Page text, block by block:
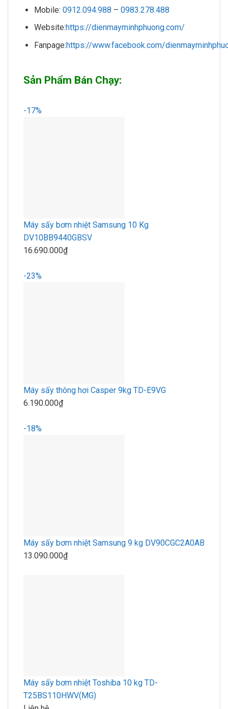
Mobile: 0912.094.988 – 0983.278.488
Website:https://dienmayminhphuong.com/
Fanpage:https://www.facebook.com/
Sản Phẩm Bán Chạy:
-17%
Máy sấy bơm nhiệt Samsung 10 Kg
DV10BB9440GBSV
16.690.000₫
-23%
Máy sấy thông hơi Casper 9kg TD-E9VG
6.190.000₫
-18%
Máy sấy bơm nhiệt Samsung 9 kg DV90CGC2A0AB
13.090.000₫
Máy sấy bơm nhiệt Toshiba 10 kg TD-
T25BS110HWV(MG)